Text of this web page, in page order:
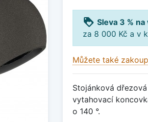
loyalty Sleva 3 %
za 8 000 Kč a v
Můžete také
Stojánková
vytahovací
o 140 °.